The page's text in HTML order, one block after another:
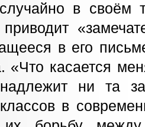
в своём
в его
«Что касается
ни та
в